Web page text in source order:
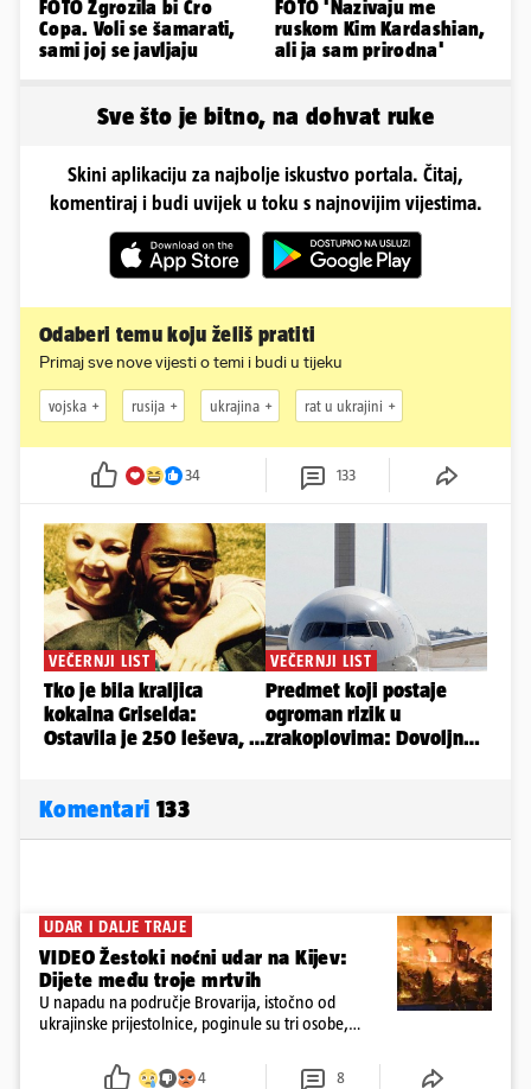
FOTO Zgrozila bi Cro
Copa. Voli se šamarati,
sami joj se javljaju
FOTO 'Nazivaju me
ruskom Kim Kardashian,
ali ja sam prirodna'
Sve što je bitno, na dohvat ruke
Skini aplikaciju za najbolje iskustvo portala. Čitaj,
komentiraj i budi uvijek u toku s najnovijim vijestima.
Odaberi temu koju želiš pratiti
Primaj sve nove vijesti o temi i budi u tijeku
vojska rusija ukrajina rat u ukrajini
34 133
Komentari 133
UDAR I DALJE TRAJE
VIDEO Žestoki noćni udar na Kijev:
Dijete među troje mrtvih
U napadu na područje Brovarija, istočno od
ukrajinske prijestolnice, poginule su tri osobe,
4 8